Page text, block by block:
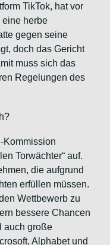
TikTok, hat vor
eine herbe
gegen seine
doch das Gericht
muss sich das
Regelungen des
Kommission
Torwächter“ auf.
die aufgrund
erfüllen müssen.
Wettbewerb zu
bessere Chancen
auch große
Alphabet und